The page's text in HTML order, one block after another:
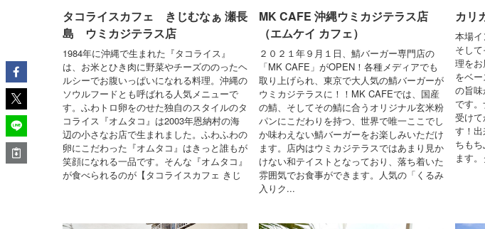
タコライスカフェ きじむなぁ 瀬長
島 ウミカジテラス店
1984年に沖縄で生まれた『タコライス』
は、お米とひき肉に野菜やチーズののったヘ
ルシーでお腹いっぱいになれる料理。沖縄の
ソウルフードとも呼ばれる人気メニューで
す。ふわトロ卵をのせた独自のスタイルのタ
コライス『オムタコ』は2003年恩納村の海
辺の小さなお店で生まれました。ふわふわの
卵にこだわった『オムタコ』はきっと誰もが
笑顔になれる一品です。そんな『オムタコ』
が食べられるのが【タコライスカフェ きじ
MK CAFE 沖縄ウミカジテラス店
（エムケイ カフェ）
２０２１年９月１日、鯖バーガー専門店の
「MK CAFE」がOPEN！各種メディアでも
取り上げられ、東京で大人気の鯖バーガーが
ウミカジテラスに！！MK CAFEでは、国産
の鯖、そしてその鯖に合うオリジナル玄米粉
パンにこだわりを持つ、世界で唯一ここでし
か味わえない鯖バーガーをお楽しみいただけ
ます。店内はウミカジテラスではあまり見か
けない和テイストとなっており、落ち着いた
雰囲気でお食事ができます。人気の「くるみ
入りク...
カリ
本場
そし
理を
をベ
の旨
です
受け
す！
ちも
ます